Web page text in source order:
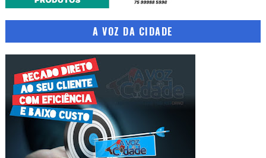
A VOZ DA CIDADE